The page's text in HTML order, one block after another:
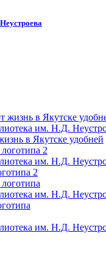
им. Н.Д.
в Якутске удобней
им. Н.Д.
2
им. Н.Д.
им. Н.Д.